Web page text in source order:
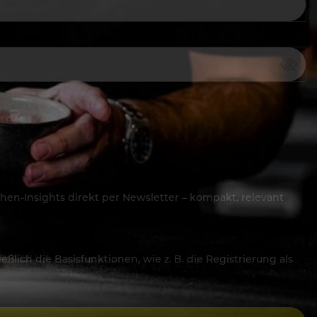
Insights direkt per Newsletter – kompakt, relevant
die Basisfunktionen, wie z. B. die Registrierung als